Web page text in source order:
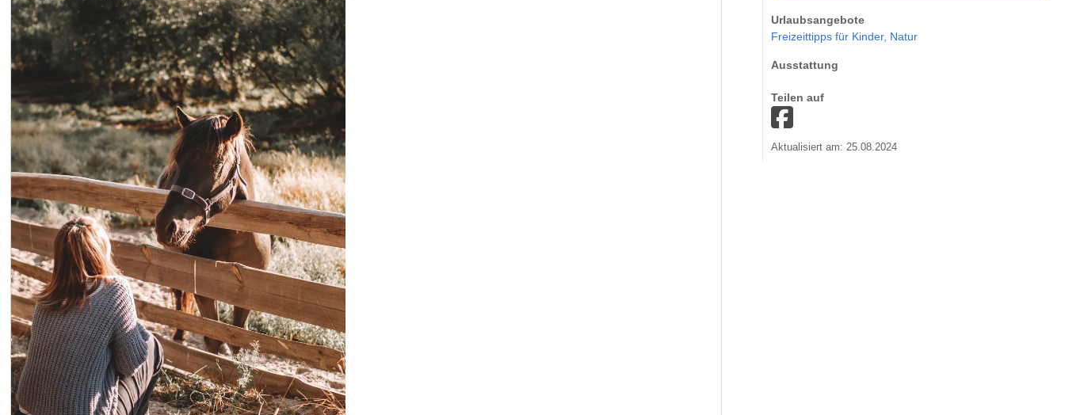
Urlaubsangebote
Freizeittipps für Kinder, Natur
Ausstattung
Teilen auf
Aktualisiert am: 25.08.2024